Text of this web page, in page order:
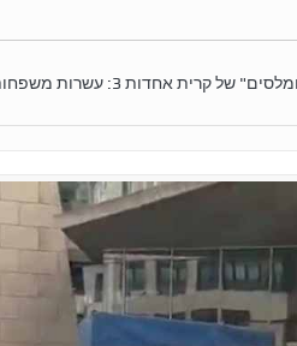
הפגנת ה"הומלסים" של